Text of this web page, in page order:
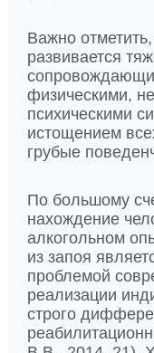
Важно
развивается
физическими,
психическими
истощением
грубые
По большому
нахождение
алкогольном
из запоя
проблемой
реализации
строго